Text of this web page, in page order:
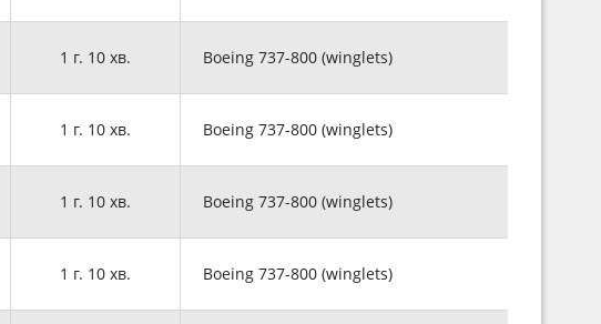
1 г. 10 хв. Boeing 737-800 (winglets)
1 г. 10 хв. Boeing 737-800 (winglets)
1 г. 10 хв. Boeing 737-800 (winglets)
1 г. 10 хв. Boeing 737-800 (winglets)